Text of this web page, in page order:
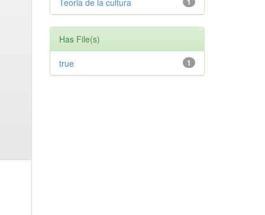
Teoria de la cultura
Has File(s)
1
true